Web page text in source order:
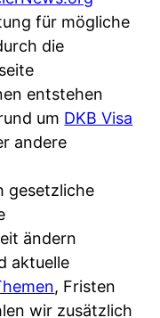
für mögliche
die
entstehen
um DKB Visa
andere
gesetzliche
ändern
aktuelle
, Fristen
wir zusätzlich